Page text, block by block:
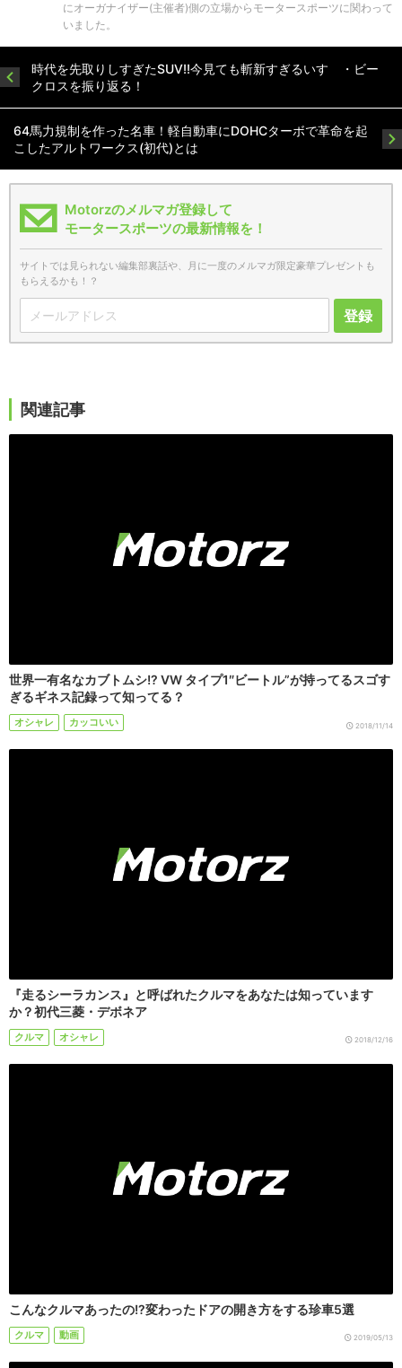
にオーガナイザー(主催者)側の立場からモータースポーツに関わって
いました。
時代を先取りしすぎたSUV!!今見ても斬新すぎるいすゞ・ビー
クロスを振り返る！
64馬力規制を作った名車！軽自動車にDOHCターボで革命を起
こしたアルトワークス(初代)とは
Motorzのメルマガ登録して
モータースポーツの最新情報を！
サイトでは見られない編集部裏話や、月に一度のメルマガ限定豪華プレゼントも
もらえるかも！？
登録
関連記事
世界一有名なカブトムシ!? VW タイプ1″ビートル”が持ってるスゴす
ぎるギネス記録って知ってる？
オシャレ カッコいい 2018/11/14
『走るシーラカンス』と呼ばれたクルマをあなたは知っています
か？初代三菱・デボネア
クルマ オシャレ 2018/12/16
こんなクルマあったの!?変わったドアの開き方をする珍車5選
クルマ 動画 2019/05/13